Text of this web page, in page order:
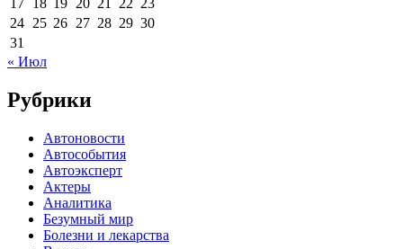
17 18 19 20 21 22 23
24 25 26 27 28 29 30
31
« Июл
Рубрики
Автоновости
Автособытия
Автоэксперт
Актеры
Аналитика
Безумный мир
Болезни и лекарства